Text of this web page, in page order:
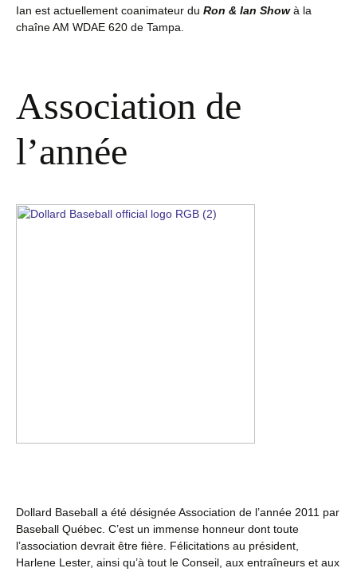
Ian est actuellement coanimateur du Ron & Ian Showà la
chaîne AM WDAE 620 de Tampa.
Association de
l’année
Dollard Baseball a été désignée Association de l’année 2011 par
Baseball Québec. C’est un immense honneur dont toute
l’association devrait être fière. Félicitations au président,
Harlene Lester, ainsi qu’à tout le Conseil, aux entraîneurs et aux